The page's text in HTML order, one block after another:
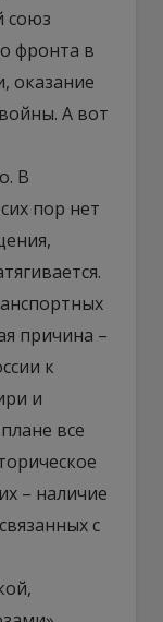
союз
фронта в
оказание
А вот
В
пор нет
причина –
к
и
все
– наличие
с